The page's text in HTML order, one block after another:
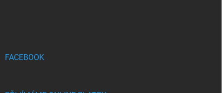
FACEBOOK